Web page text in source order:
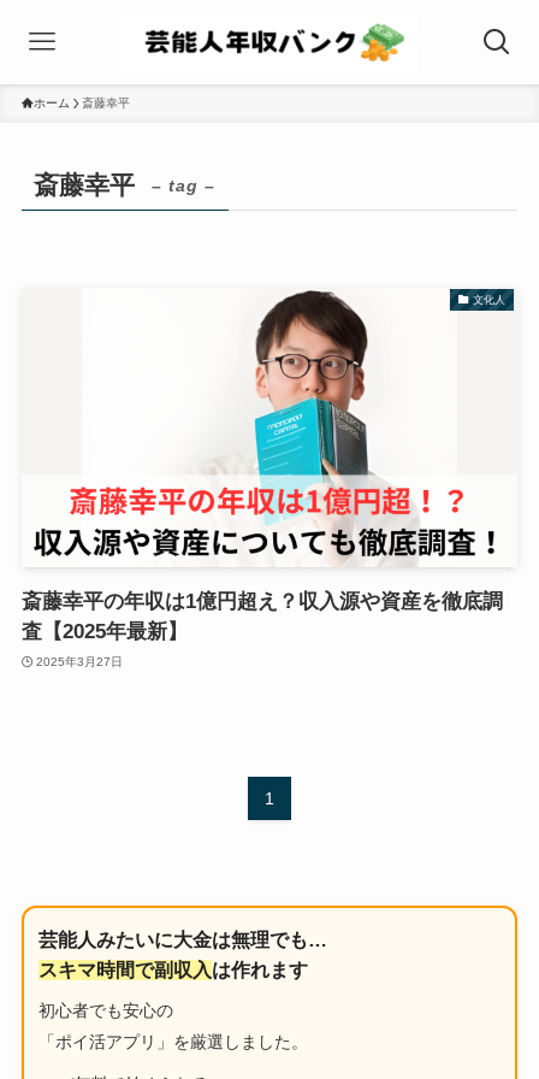
ホーム 斎藤幸平
斎藤幸平 – tag –
文化人
斎藤幸平の年収は1億円超え？収入源や資産を徹底調
査【2025年最新】
2025年3月27日
1
芸能人みたいに大金は無理でも…
スキマ時間で副収入は作れます
初心者でも安心の
「ポイ活アプリ」を厳選しました。